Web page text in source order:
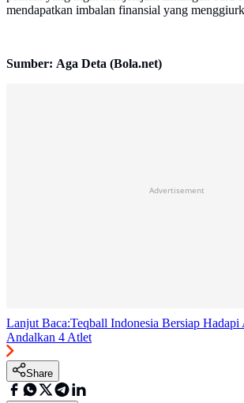
mendapatkan imbalan finansial yang
Sumber: Aga Deta (Bola.net)
Advertisement
Lanjut Baca:Teqball Indonesia Bersiap Hadapi
Andalkan 4 Atlet
Share